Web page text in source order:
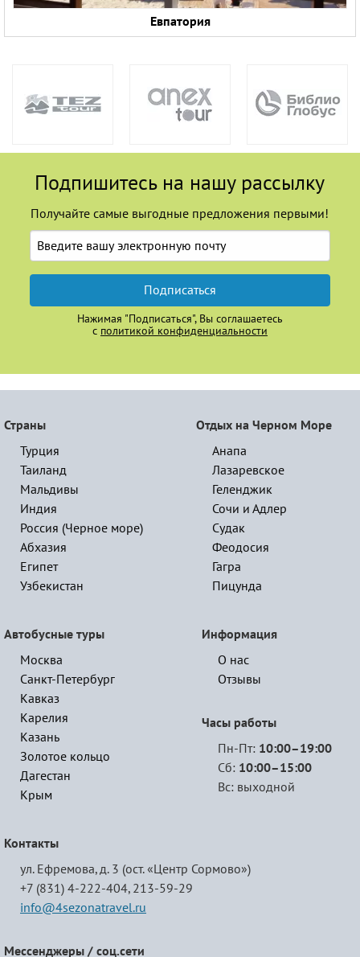
Евпатория
Подпишитесь на нашу рассылку
Получайте самые выгодные предложения первыми!
Подписаться
Нажимая "Подписаться", Вы соглашаетесь
с политикой конфиденциальности
Страны
Турция
Таиланд
Мальдивы
Индия
Россия (Черное море)
Абхазия
Египет
Узбекистан
Отдых на Черном Море
Анапа
Лазаревское
Геленджик
Сочи и Адлер
Судак
Феодосия
Гагра
Пицунда
Автобусные туры
Москва
Санкт-Петербург
Кавказ
Карелия
Казань
Золотое кольцо
Дагестан
Крым
Информация
О нас
Отзывы
Часы работы
Пн-Пт: 10:00–19:00
Сб: 10:00–15:00
Вс: выходной
Контакты
ул. Ефремова, д. 3 (ост. «Центр Сормово»)
+7 (831) 4-222-404, 213-59-29
info@4sezonatravel.ru
Мессенджеры / соц.сети